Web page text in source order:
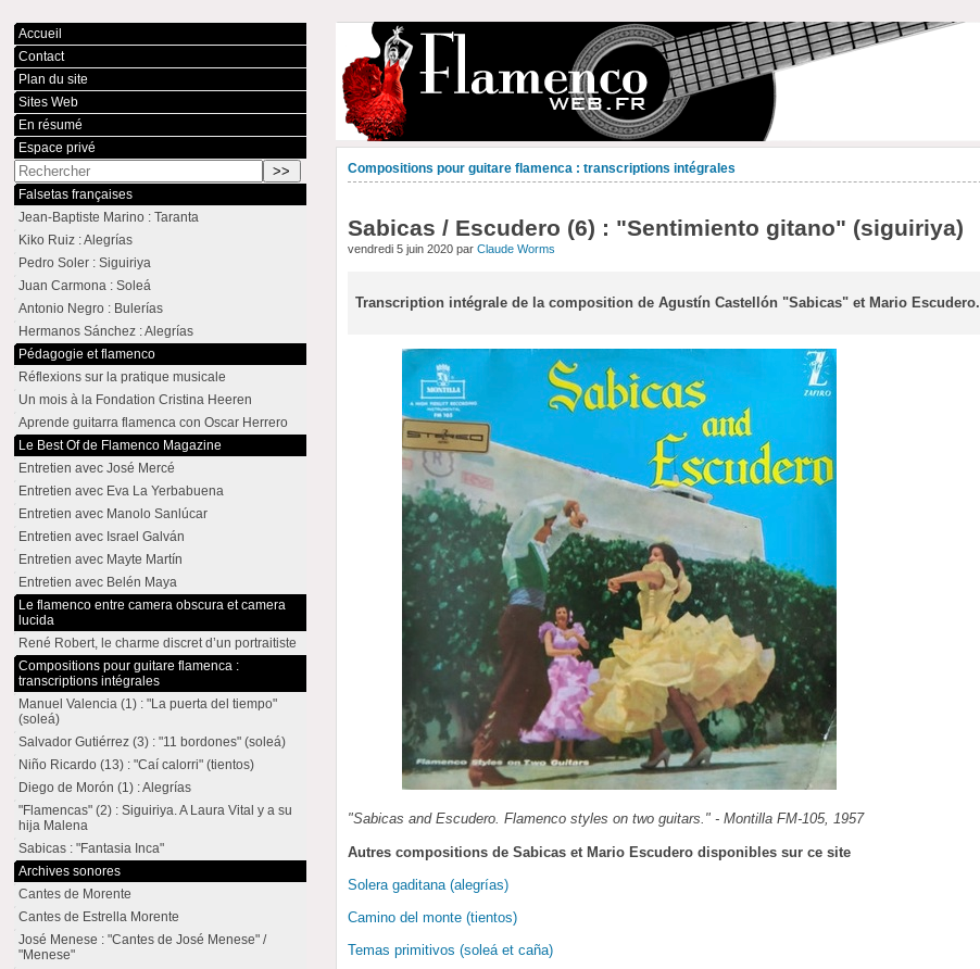
Compositions pour guitare flamenca : transcriptions intégrales
Sabicas / Escudero (6) : "Sentimiento gitano" (siguiriya)
vendredi 5 juin 2020 parClaude Worms
Transcription intégrale de la composition de Agustín Castellón "Sabicas" et Mario Escudero.
"Sabicas and Escudero. Flamenco styles on two guitars." - Montilla FM-105, 1957
Autres compositions de Sabicas et Mario Escudero disponibles sur ce site
Solera gaditana (alegrías)
Camino del monte (tientos)
Temas primitivos (soleá et caña)
Accueil
Contact
Plan du site
Sites Web
En résumé
Espace privé
Falsetas françaises
Jean-Baptiste Marino : Taranta
Kiko Ruiz : Alegrías
Pedro Soler : Siguiriya
Juan Carmona : Soleá
Antonio Negro : Bulerías
Hermanos Sánchez : Alegrías
Pédagogie et flamenco
Réflexions sur la pratique musicale
Un mois à la Fondation Cristina Heeren
Aprende guitarra flamenca con Oscar Herrero
Le Best Of de Flamenco Magazine
Entretien avec José Mercé
Entretien avec Eva La Yerbabuena
Entretien avec Manolo Sanlúcar
Entretien avec Israel Galván
Entretien avec Mayte Martín
Entretien avec Belén Maya
Le flamenco entre camera obscura et camera
lucida
René Robert, le charme discret d’un portraitiste
Compositions pour guitare flamenca :
transcriptions intégrales
Manuel Valencia (1) : "La puerta del tiempo"
(soleá)
Salvador Gutiérrez (3) : "11 bordones" (soleá)
Niño Ricardo (13) : "Caí calorri" (tientos)
Diego de Morón (1) : Alegrías
"Flamencas" (2) : Siguiriya. A Laura Vital y a su
hija Malena
Sabicas : "Fantasia Inca"
Archives sonores
Cantes de Morente
Cantes de Estrella Morente
José Menese : "Cantes de José Menese" /
"Menese"